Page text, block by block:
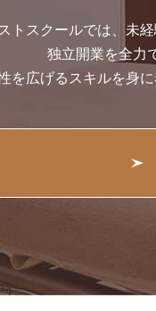
トスクールでは、未
独立開業を全力
を広げるスキルを身